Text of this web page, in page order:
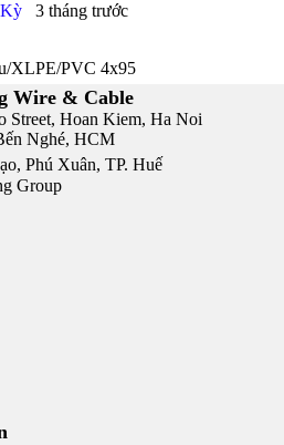
3 tháng trước
XLPE/PVC 4x95
Wire & Cable
Street, Hoan Kiem, Ha Noi
Nghé, HCM
Phú Xuân, TP. Huế
Group